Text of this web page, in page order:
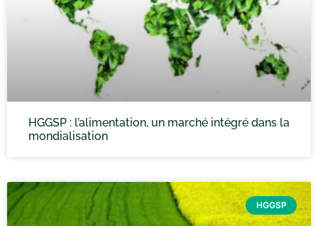
HGGSP : l’alimentation, un marché intégré dans la
mondialisation
HGGSP